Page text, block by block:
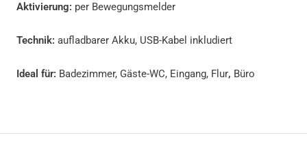
Aktivierung: per Bewegungsmelder
Technik: aufladbarer Akku, USB-Kabel inkludiert
Ideal für: Badezimmer, Gäste-WC, Eingang, Flur, Büro